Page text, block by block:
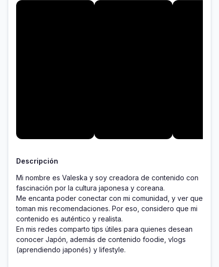
Descripción
Mi nombre es Valeska y soy creadora de contenido con
fascinación por la cultura japonesa y coreana.
Me encanta poder conectar con mi comunidad, y ver que
toman mis recomendaciones. Por eso, considero que mi
contenido es auténtico y realista.
En mis redes comparto tips útiles para quienes desean
conocer Japón, además de contenido foodie, vlogs